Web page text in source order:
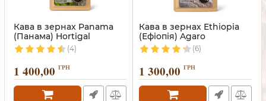
Кава в зернах Panama
(Панама) Hortigal
(4)
1 400,00 ГРН
Кава в зернах Ethiopia
(Ефіопія) Agaro
(6)
1 300,00 ГРН